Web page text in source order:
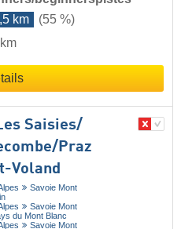
km
(55 %)
Saisies/​
​Praz
Voland
Savoie Mont
Savoie Mont
du Mont Blanc
Savoie Mont